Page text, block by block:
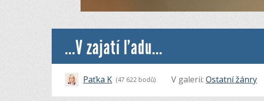
...V zajatí ľadu...
Paťka K (47 622 bodů) V galerii: Ostatní žánry